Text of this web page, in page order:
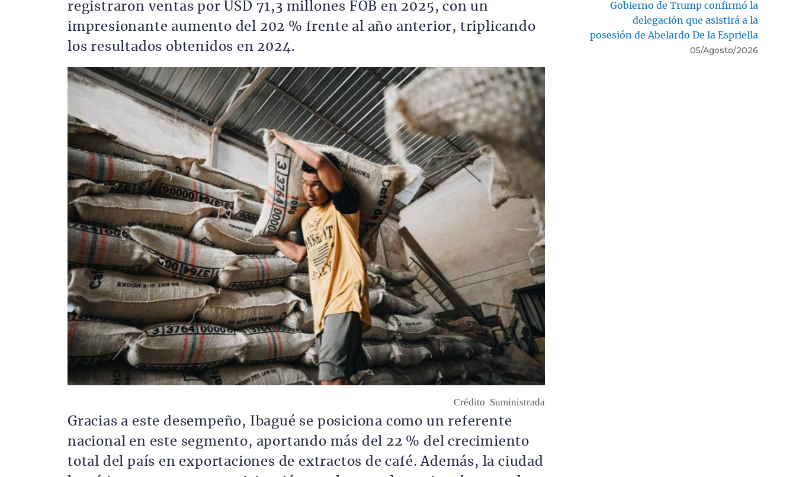
registraron ventas por USD 71,3 millones FOB en 2025, con un
impresionante aumento del 202 % frente al año anterior, triplicando
los resultados obtenidos en 2024.
Imagen
Crédito Suministrada
Gracias a este desempeño, Ibagué se posiciona como un referente
nacional en este segmento, aportando más del 22 % del crecimiento
total del país en exportaciones de extractos de café. Además, la ciudad
Gobierno de Trump confirmó la
delegación que asistirá a la
posesión de Abelardo De la Espriella
05/Agosto/2026